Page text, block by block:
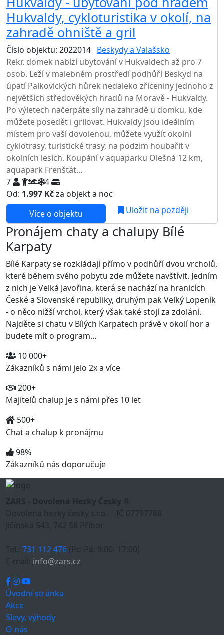
Hukvaldy, cykloturistika v okolí, na
zahradě ohniště a gril
Číslo objektu: 2022014 Beskydy a Valašsko
Rekr. domek nabízí ubytování v Hukvaldech až pro 7
osob. Leží v malebném prostředí podhůří Beskyd na
úpatí Palkovických hůrek nedaleko zříceniny jednoho z
největších středověkých hradů na Moravě - Hukvaldy.
Po výletech načerpáte síly na zahradě u domku, kde
můžete posedět i grilovat. Hukvaldy jsou ideálním
místem pro vaší dovolenou, můžete využít okolní
cyklotrasy, turistické trasy, na podzim houbařit v
okolních lesích. Koupání v aquaparku Olešná 12 km,
aquapark Frenštát...
7
4
Od: 1.997 Kčza objekt a noc
Více o objektu
Uložit na později
Pronájem chaty a chalupy Bílé
Karpaty
Bílé Karpaty se rozkládají přímo v podhůří dvou vrcholů,
které během svého pobytu zde můžete navštívit. Jedním
z nich je Velká Javořina, která se nachází na hranicích
České a Slovenské republiky, druhým pak Velký Lopeník
- o něco nižší vrchol, který však také stojí za zdolání.
Najděte si chatu v Bílých Karpatech právě v okolí hor a
budete mít o program…
10 000+
Zákazníků s námi jelo 2x a více
200+
Majitelů chalup je s námi přes 10 let
500+
Chat a chalup k pronájmu
98%
Zákazníků nás doporučuje
ZARS - Dovolená Hezky Česky ®
Dovolená hezky česky s.r.o. | IČ 07797788
Jičínská 543, 742 58 Příbor
Tel.: 731 112 476 (Po-Pá: 9:00- 17:00)
E-mail: info@zars.cz
Úvodní stránka
Akce
Slevy, výhody
O nás